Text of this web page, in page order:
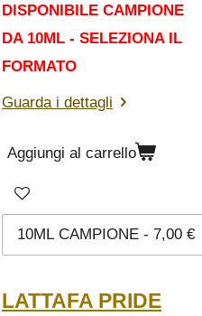
DISPONIBILE CAMPIONE
DA 10ML - SELEZIONA IL
FORMATO
Guarda i dettagli
Aggiungi al carrello
LATTAFA PRIDE